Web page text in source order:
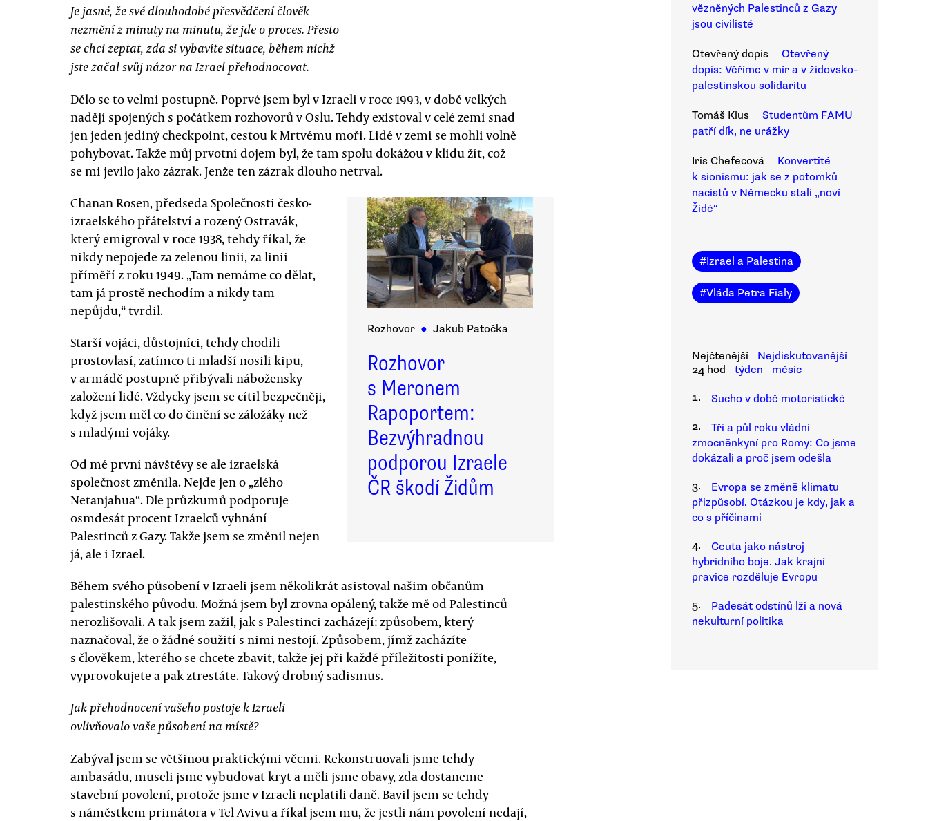
Je jasné, že své dlouhodobé přesvědčení člověk
nezmění z minuty na minutu, že jde o proces. Přesto
se chci zeptat, zda si vybavíte situace, během nichž
jste začal svůj názor na Izrael přehodnocovat.
Dělo se to velmi postupně. Poprvé jsem byl v Izraeli v roce 1993, v době velkých
nadějí spojených s počátkem rozhovorů v Oslu. Tehdy existoval v celé zemi snad
jen jeden jediný checkpoint, cestou k Mrtvému moři. Lidé v zemi se mohli volně
pohybovat. Takže můj prvotní dojem byl, že tam spolu dokážou v klidu žít, což
se mi jevilo jako zázrak. Jenže ten zázrak dlouho netrval.
Rozhovor ● Jakub Patočka
Rozhovor
s Meronem
Rapoportem:
Bezvýhradnou
podporou Izraele
ČR škodí Židům
Chanan Rosen, předseda Společnosti česko-
izraelského přátelství a rozený Ostravák,
který emigroval v roce 1938, tehdy říkal, že
nikdy nepojede za zelenou linii, za linii
příměří z roku 1949. „Tam nemáme co dělat,
tam já prostě nechodím a nikdy tam
nepůjdu,“ tvrdil.
Starší vojáci, důstojníci, tehdy chodili
prostovlasí, zatímco ti mladší nosili kipu,
v armádě postupně přibývali nábožensky
založení lidé. Vždycky jsem se cítil bezpečněji,
když jsem měl co do činění se záložáky než
s mladými vojáky.
Od mé první návštěvy se ale izraelská
společnost změnila. Nejde jen o „zlého
Netanjahua“. Dle průzkumů podporuje
osmdesát procent Izraelců vyhnání
Palestinců z Gazy. Takže jsem se změnil nejen
já, ale i Izrael.
Během svého působení v Izraeli jsem několikrát asistoval našim občanům
palestinského původu. Možná jsem byl zrovna opálený, takže mě od Palestinců
nerozlišovali. A tak jsem zažil, jak s Palestinci zacházejí: způsobem, který
naznačoval, že o žádné soužití s nimi nestojí. Způsobem, jímž zacházíte
s člověkem, kterého se chcete zbavit, takže jej při každé příležitosti ponížíte,
vyprovokujete a pak ztrestáte. Takový drobný sadismus.
Jak přehodnocení vašeho postoje k Izraeli
ovlivňovalo vaše působení na místě?
Zabýval jsem se většinou praktickými věcmi. Rekonstruovali jsme tehdy
ambasádu, museli jsme vybudovat kryt a měli jsme obavy, zda dostaneme
stavební povolení, protože jsme v Izraeli neplatili daně. Bavil jsem se tehdy
s náměstkem primátora v Tel Avivu a říkal jsem mu, že jestli nám povolení nedají,
vězněných Palestinců z Gazy
jsou civilisté
Otevřený dopis
Otevřený
dopis: Věříme v mír a v židovsko-
palestinskou solidaritu
Tomáš Klus
Studentům FAMU
patří dík, ne urážky
Iris Chefecová
Konvertité
k sionismu: jak se z potomků
nacistů v Německu stali „noví
Židé“
#Izrael a Palestina
#Vláda Petra Fialy
Nejčtenější
Nejdiskutovanější
24 hod
týden
měsíc
1.
Sucho v době motoristické
2.
Tři a půl roku vládní
zmocněnkyní pro Romy: Co jsme
dokázali a proč jsem odešla
3.
Evropa se změně klimatu
přizpůsobí. Otázkou je kdy, jak a
co s příčinami
4.
Ceuta jako nástroj
hybridního boje. Jak krajní
pravice rozděluje Evropu
5.
Padesát odstínů lži a nová
nekulturní politika